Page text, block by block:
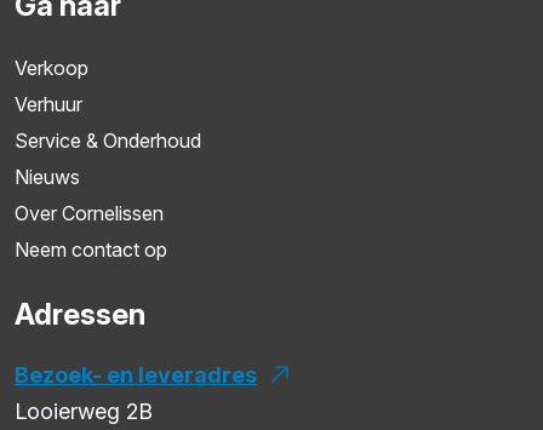
Verkoop
Verhuur
Service & Onderhoud
Nieuws
Over Cornelissen
Neem contact op
Adressen
Bezoek- en leveradres
Looierweg 2B